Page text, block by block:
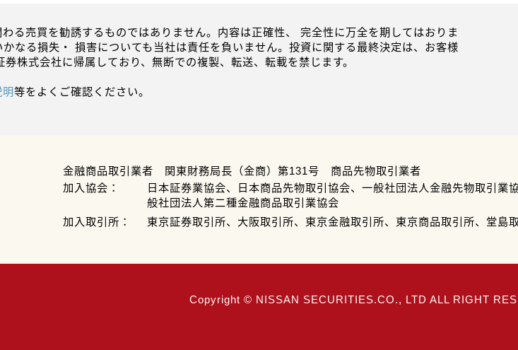
る売買を勧誘するものではありません。内容は正確性、 完全性に万全を期してはおりま
なる損失・ 損害についても当社は責任を負いません。投資に関する最終決定は、お客様
株式会社に帰属しており、無断での複製、転送、転載を禁じます。
等をよくご確認ください。
金融商品取引業者 関東財務局長（金商）第131号 商品先物取引業者
加入協会：
日本証券業協会、日本商品先物取引協会、一般社団法人金融先物取引業
般社団法人第二種金融商品取引業協会
加入取引所：
東京証券取引所、大阪取引所、東京金融取引所、東京商品取引所、堂島
Copyright © NISSAN SECURITIES.CO., LTD ALL RIGHT